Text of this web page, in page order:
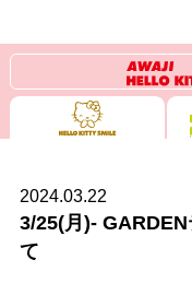
2024.03.22
3/25(月)-
て